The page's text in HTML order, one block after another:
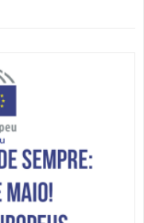
ao portal -
Todos Europeus